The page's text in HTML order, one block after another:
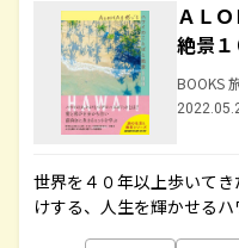
ＡＬ
絶景１
BOOKS
世界を４０年以上歩いて
けする、人生を輝かせる